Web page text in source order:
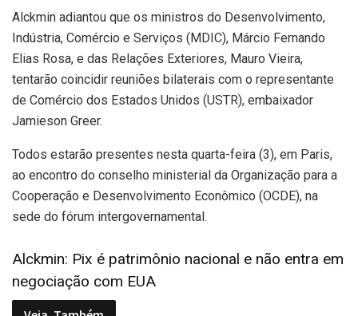
Alckmin adiantou que os ministros do Desenvolvimento,
Indústria, Comércio e Serviços (MDIC), Márcio Fernando
Elias Rosa, e das Relações Exteriores, Mauro Vieira,
tentarão coincidir reuniões bilaterais com o representante
de Comércio dos Estados Unidos (USTR), embaixador
Jamieson Greer.
Todos estarão presentes nesta quarta-feira (3), em Paris,
ao encontro do conselho ministerial da Organização para a
Cooperação e Desenvolvimento Econômico (OCDE), na
sede do fórum intergovernamental.
Alckmin: Pix é patrimônio nacional e não entra em
negociação com EUA